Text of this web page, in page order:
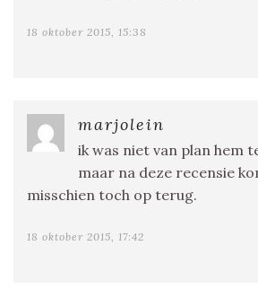
18 oktober 2015, 15:38
marjolein
ik was niet van plan hem
maar na deze recensie
misschien toch op terug.
18 oktober 2015, 17:42